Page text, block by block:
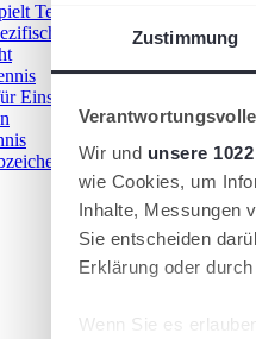
Zustimmung
Wir und unsere
wie Cookies, um
Inhalte, Messungen
Sie entscheiden
Erklärung oder
Wenn Sie es
Tennis
Angebote
Einsteiger 18+